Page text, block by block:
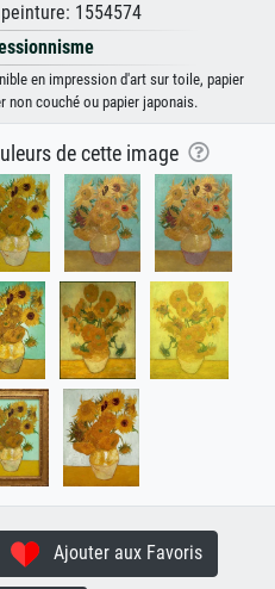
1554574
en impression d'art sur toile, papier
non couché ou papier japonais.
de cette image
Ajouter aux Favoris